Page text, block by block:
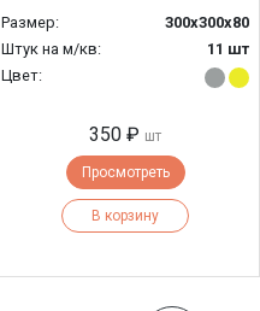
Размер:
300х300х80
Штук на м/кв:
11 шт
Цвет:
350 ₽ шт
Просмотреть
В корзину